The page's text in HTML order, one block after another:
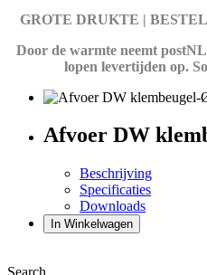
GROTE DRUKTE |
Door de warmte neemt
lopen levertijden op.
Afvoer DW
Beschrijving
Specificaties
Downloads
In Winkelwagen